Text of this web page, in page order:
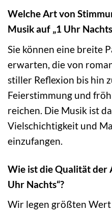
Welche Art von
Musik auf „1 Uhr
Sie können eine breite
erwarten, die von
stiller Reflexion bis hin
Feierstimmung und
reichen. Die Musik ist
Vielschichtigkeit und
einzufangen.
Wie ist die Qualität der
Uhr Nachts“?
Wir legen größten